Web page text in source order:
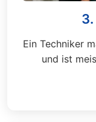
Ein Techniker
und ist